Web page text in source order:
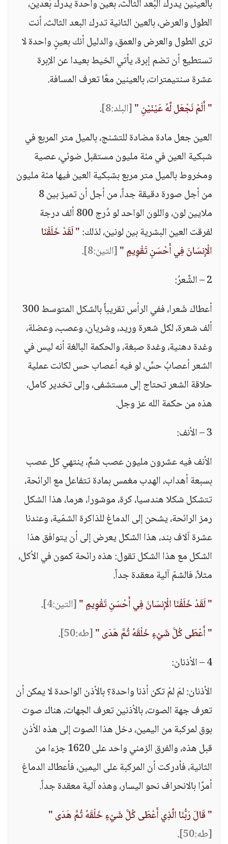
بالعينين يدرك البُعد الثالث، بعين واحدة يدرك بُعدين،
الطول والعرض، بالعين الثانية تدرك البعد الثالث، أنت
ترى الطول والعرض والعمق، والدليل أنك بعينٍ واحدة لا
تستطيع أن تضم إبرة، يأتي الخيط بعيدا عن الإبرة
عشرة سنتيمترات، بالعينين معًا تعرف المسافة.
" أَلَمْ نَجْعَل لَّهُ عَيْنَيْنِ "[البلد:8] .
العين جعل مادة مضادة للتشنج، بالميل متر المربع في
شبكية العين في مئة مليون مستقبل ضوئي، عصية
ومخروط بالميل متر مربع بشبكية العين فيها مئة مليون
من أجل صورة دقيقة جداً، من أجل أن تميز بين 8
ملايين لون، واللون الواحد لو دُرج 800 ألف درجة
لفرقت العين البشرية بين لونين، لذلك:" لَقَدْ خَلَقْنَا
الْإِنسَانَ فِي أَحْسَنِ تَقْوِيمٍ "[التين:8] .
2 – الشَّعرُ:
أعطاك شَعرا، ففي الرأس تقريباً بالشكل المتوسط 300
ألف شعرة، لكل شعرة وريد، وشريان، وعصب، وعضلة،
وغدة دهنية، وغدة صبغة، والحكمة البالغة أنه ليس في
الشعر أعصابُ حسٍّ، لو فيه أعصاب حس لكانت عملية
حلاقة الشعر تحتاج إلى مستشفى، وإلى تخدير كامل،
هذه من حكمة الله عز وجل.
3 – الأنف:
الأنف فيه عشرون مليون عصب شمٍّ، ينتهي كل عصب
بسبعة أهداب، الهدب مغمس بمادة تتفاعل مع الرائحة،
تتشكل شكلا هندسيا، كرة، موشورا، هرما، هذا الشكل
رمز الرائحة، يشحن إلى الدماغ للذاكرة الشمّية، وعندنا
عشرة آلاف بند، هذا الشكل يعرض إلى أن يتوافق هذا
الشكل مع هذا الشكل تقول: هذه رائحة كمون في الأكل،
مثلاً، فالشمّ آلية معقدة جداً.
" لَقَدْ خَلَقْنَا الْإِنسَانَ فِي أَحْسَنِ تَقْوِيمٍ "[التين:4] .
" أَعْطَى كُلَّ شَيْءٍ خَلْقَهُ ثُمَّ هَدَى "[طه:50]
.
4 – الأذنان:
الأذنان: لمَ لمْ تكن أذنا واحدة؟ بالأذن الواحدة لا يمكن أن
تعرف جهة الصوت، بالأذنين تعرف الجهات، هناك صوت
بوق لمركبة من اليمين، دخل هذا الصوت إلى هذه الأذن
قبل هذه، والفرق الزمني واحد على 1620 جزءا من
الثانية، فأدركت أن المركبة على اليمين، فأعطاك الدماغ
أمرًا بالانحراف نحو اليسار، وهذه آلية معقدة جداً.
" قَالَ رَبُّنَا الَّذِي أَعْطَى كُلَّ شَيْءٍ خَلْقَهُ ثُمَّ هَدَى "
[طه:50]
.